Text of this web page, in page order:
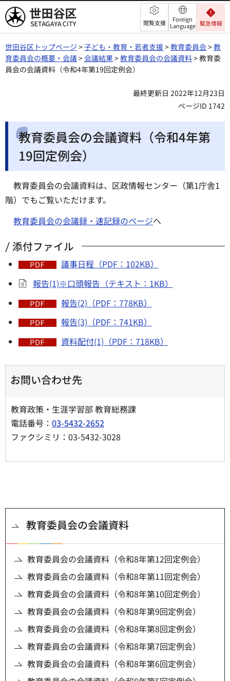
世田谷区 閲覧支援
Foreign
Language 緊急情報
世田谷区トップページ >子ども・教育・若者支援>教育委員会>教
育委員会の概要・会議>会議結果>教育委員会の会議資料> 教育委
員会の会議資料（令和4年第19回定例会）
最終更新日 2022年12月23日
ページID 1742
教育委員会の会議資料（令和4年第
19回定例会）
教育委員会の会議資料は、区政情報センター（第1庁舎1
階）でもご覧いただけます。
教育委員会の会議録・速記録のページへ
添付ファイル
議事日程（PDF：102KB）
報告(1)※口頭報告（テキスト：1KB）
報告(2)（PDF：778KB）
報告(3)（PDF：741KB）
資料配付(1)（PDF：718KB）
お問い合わせ先
教育政策・生涯学習部 教育総務課
電話番号： 03-5432-2652
ファクシミリ：03-5432-3028
教育委員会の会議資料
教育委員会の会議資料（令和8年第12回定例会）
教育委員会の会議資料（令和8年第11回定例会）
教育委員会の会議資料（令和8年第10回定例会）
教育委員会の会議資料（令和8年第9回定例会）
教育委員会の会議資料（令和8年第8回定例会）
教育委員会の会議資料（令和8年第7回定例会）
教育委員会の会議資料（令和8年第6回定例会）